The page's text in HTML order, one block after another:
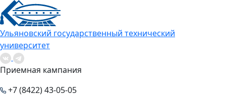
Ульяновский государственный технический
университет
Приемная кампания
+7 (8422) 43-05-05